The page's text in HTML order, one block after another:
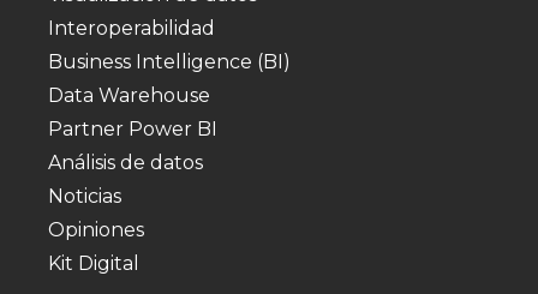
Interoperabilidad
Business Intelligence (BI)
Data Warehouse
Partner Power BI
Análisis de datos
Noticias
Opiniones
Kit Digital